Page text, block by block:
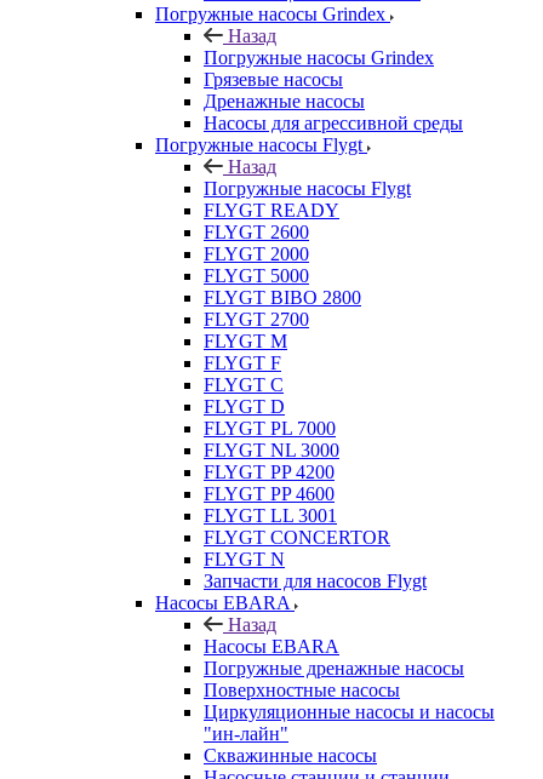
Погружные насосы Grindex
Назад
Погружные насосы Grindex
Грязевые насосы
Дренажные насосы
Насосы для агрессивной среды
Погружные насосы Flygt
Назад
Погружные насосы Flygt
FLYGT READY
FLYGT 2600
FLYGT 2000
FLYGT 5000
FLYGT BIBO 2800
FLYGT 2700
FLYGT M
FLYGT F
FLYGT C
FLYGT D
FLYGT PL 7000
FLYGT NL 3000
FLYGT PP 4200
FLYGT PP 4600
FLYGT LL 3001
FLYGT CONCERTOR
FLYGT N
Запчасти для насосов Flygt
Насосы EBARA
Назад
Насосы EBARA
Погружные дренажные насосы
Поверхностные насосы
Циркуляционные насосы и насосы
"ин-лайн"
Скважинные насосы